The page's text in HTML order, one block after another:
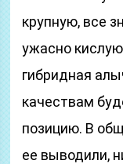
крупную, все
ужасно
гибридная
качествам
позицию. В
ее выводили,